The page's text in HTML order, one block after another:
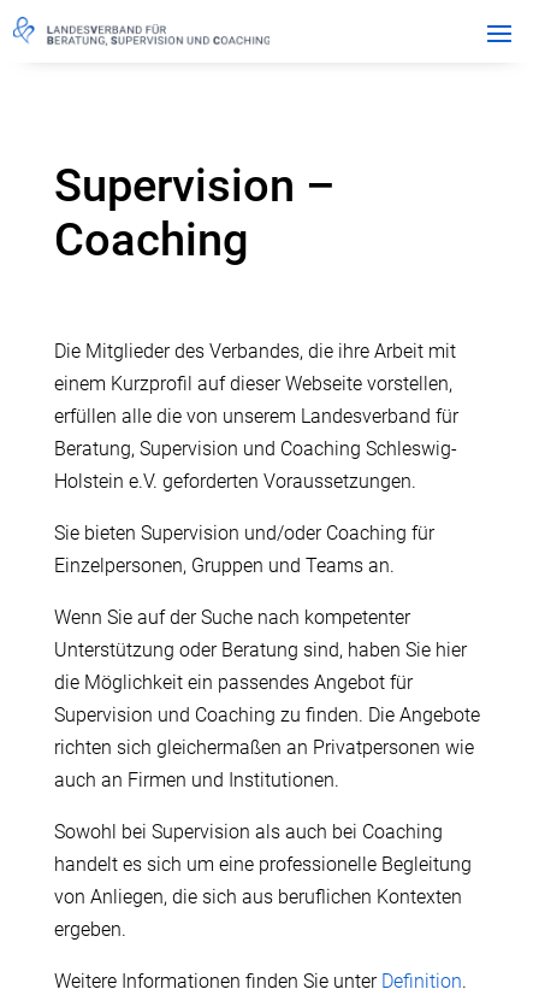
Supervision –
Coaching
Die Mitglieder des Verbandes, die ihre Arbeit mit
einem Kurzprofil auf dieser Webseite vorstellen,
erfüllen alle die von unserem Landesverband für
Beratung, Supervision und Coaching Schleswig-
Holstein e.V. geforderten Voraussetzungen.
Sie bieten Supervision und/oder Coaching für
Einzelpersonen, Gruppen und Teams an.
Wenn Sie auf der Suche nach kompetenter
Unterstützung oder Beratung sind, haben Sie hier
die Möglichkeit ein passendes Angebot für
Supervision und Coaching zu finden. Die Angebote
richten sich gleichermaßen an Privatpersonen wie
auch an Firmen und Institutionen.
Sowohl bei Supervision als auch bei Coaching
handelt es sich um eine professionelle Begleitung
von Anliegen, die sich aus beruflichen Kontexten
ergeben.
Weitere Informationen finden Sie unterDefinition.